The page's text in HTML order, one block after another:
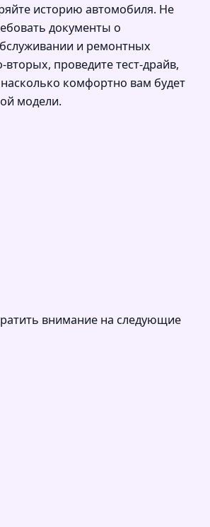
историю автомобиля. Не
документы о
и ремонтных
вторых, проведите тест-драйв,
комфортно вам будет
модели.
внимание на следующие